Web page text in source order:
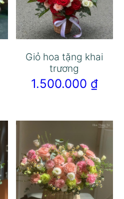
Giỏ hoa tặng khai
trương
1.500.000 ₫